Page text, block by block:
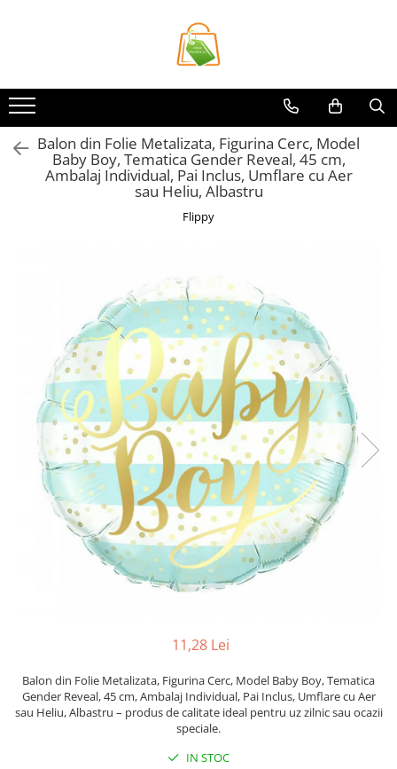
Casa si Bricolaj
Accesorii Birou si Consumabile
Articole pentru Animale
Articole pentru baie
Articole pentru Bucatarie
Genti Termoizolante Mancare
Organizatoare si Depozitare
Bucatarie
Organizatoare si Depozitare
Bucatarie
Pahare, Sticle si Cani
Ustensile pentru Bucătărie
Ustensile pentru Bucătărie
Veselă pentru Masă
Articole pentru Casa si Curatenie
Accesorii Ingrijire Casa
Cutii depozitare
Maturi, Perii, Mopuri si Galeti
Produse ingrijire incaltaminte
Radiatoare si Seminee electrice
Balon din Folie Metalizata, Figurina Cerc, Model
Baby Boy, Tematica Gender Reveal, 45 cm,
Ambalaj Individual, Pai Inclus, Umflare cu Aer
sau Heliu, Albastru
Flippy
11,28 Lei
Balon din Folie Metalizata, Figurina Cerc, Model Baby Boy, Tematica
Gender Reveal, 45 cm, Ambalaj Individual, Pai Inclus, Umflare cu Aer
sau Heliu, Albastru – produs de calitate ideal pentru uz zilnic sau ocazii
speciale.
IN STOC